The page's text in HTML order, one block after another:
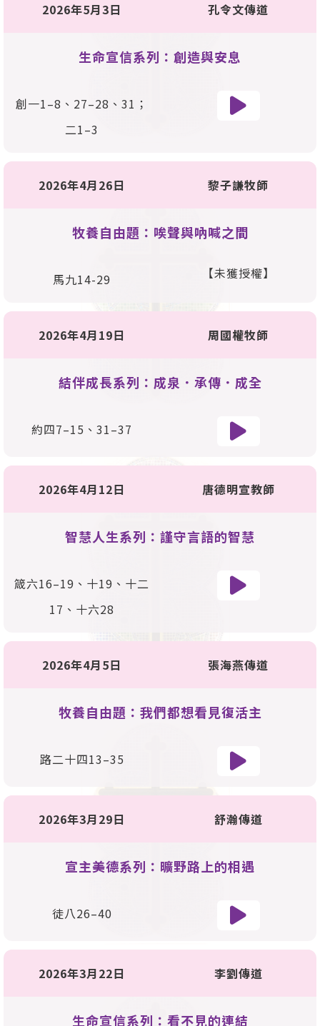
2026年5月3日 孔令文傳道
生命宣信系列：創造與安息
創一1–8、27–28、31；
二1–3
2026年4月26日 黎子謙牧師
牧養自由題：唉聲與吶喊之間
馬九14-29 【未獲授權】
2026年4月19日 周國權牧師
結伴成長系列：成泉．承傳．成全
約四7–15、31–37
2026年4月12日 唐德明宣教師
智慧人生系列：謹守言語的智慧
箴六16–19、十19、十二
17、十六28
2026年4月5日 張海燕傳道
牧養自由題：我們都想看見復活主
路二十四13–35
2026年3月29日 舒瀚傳道
宣主美德系列：曠野路上的相遇
徒八26–40
2026年3月22日 李劉傳道
生命宣信系列：看不見的連結